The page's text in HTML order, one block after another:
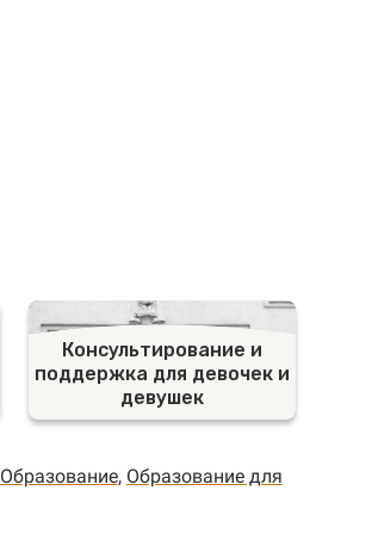
Консультирование и
поддержка для девочек и
девушек
Образование, Образование для